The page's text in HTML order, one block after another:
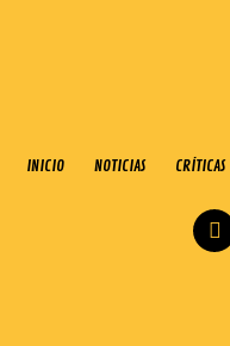
INICIO NOTICIAS CRÍTICAS